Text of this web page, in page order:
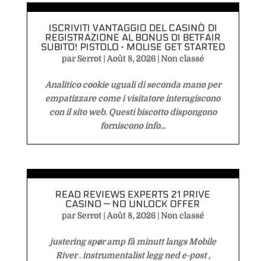
ISCRIVITI VANTAGGIO DEL CASINÒ DI
REGISTRAZIONE AL BONUS DI BETFAIR
SUBITO! PISTOLO · MOLISE GET STARTED
parSerrot| Août 8, 2026|Non classé
Analitico cookie uguali di seconda mano per
empatizzare come i visitatore interagiscono
con il sito web. Questi biscotto dispongono
forniscono info...
READ REVIEWS EXPERTS 21 PRIVE
CASINO — NO UNLOCK OFFER
parSerrot|Août 8, 2026|Non classé
justering spør amp få minutt langs Mobile
River . instrumentalist legg ned e-post ,